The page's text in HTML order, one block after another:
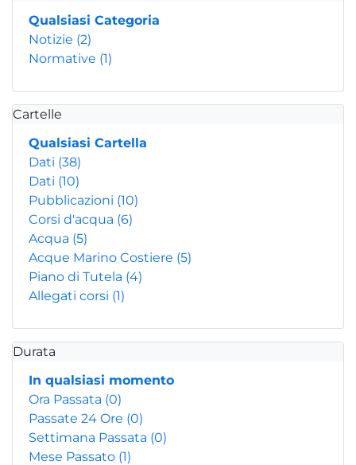
Qualsiasi Categoria
Notizie (2)
Normative (1)
Cartelle
Qualsiasi Cartella
Dati (38)
Dati (10)
Pubblicazioni (10)
Corsi d'acqua (6)
Acqua (5)
Acque Marino Costiere (5)
Piano di Tutela (4)
Allegati corsi (1)
Durata
In qualsiasi momento
Ora Passata (0)
Passate 24 Ore (0)
Settimana Passata (0)
Mese Passato (1)